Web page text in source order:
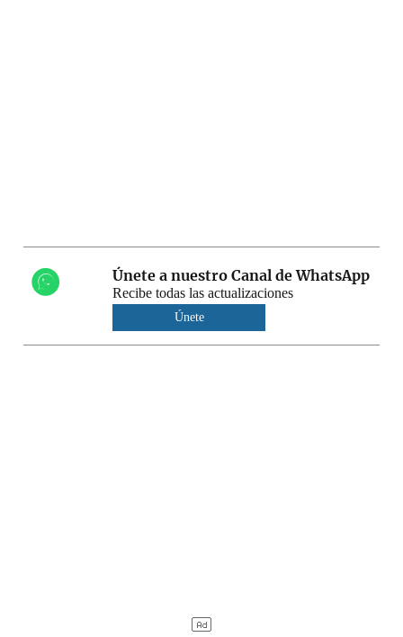
Únete a nuestro Canal de WhatsApp
Recibe todas las actualizaciones
Únete